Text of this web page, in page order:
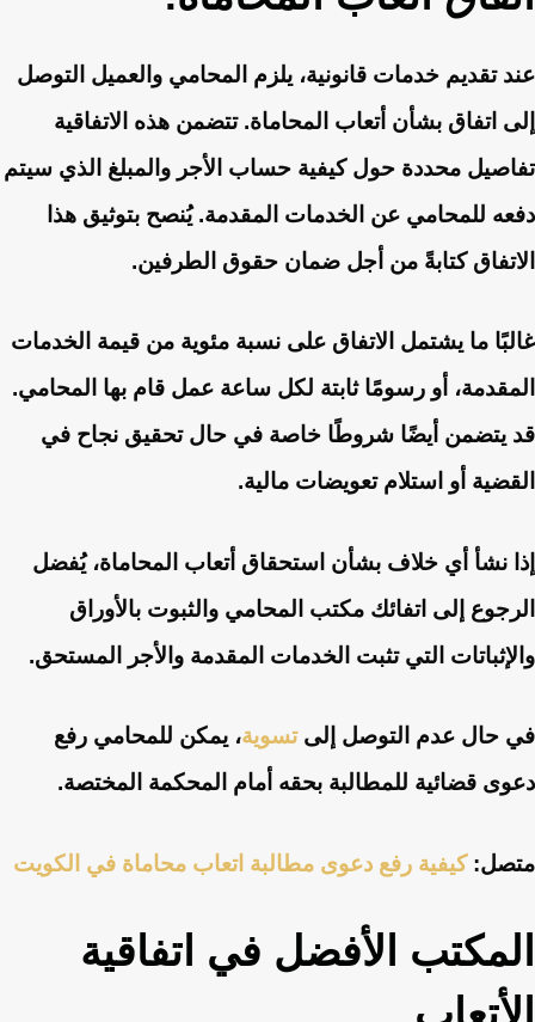
عند تقديم خدمات قانونية، يلزم المحامي والعميل التوصل
إلى اتفاق بشأن أتعاب المحاماة. تتضمن هذه الاتفاقية
تفاصيل محددة حول كيفية حساب الأجر والمبلغ الذي سيتم
دفعه للمحامي عن الخدمات المقدمة. يُنصح بتوثيق هذا
الاتفاق كتابةً من أجل ضمان حقوق الطرفين.
غالبًا ما يشتمل الاتفاق على نسبة مئوية من قيمة الخدمات
المقدمة، أو رسومًا ثابتة لكل ساعة عمل قام بها المحامي.
قد يتضمن أيضًا شروطًا خاصة في حال تحقيق نجاح في
القضية أو استلام تعويضات مالية.
إذا نشأ أي خلاف بشأن استحقاق أتعاب المحاماة، يُفضل
الرجوع إلى اتفائك مكتب المحامي والثبوت بالأوراق
والإثباتات التي تثبت الخدمات المقدمة والأجر المستحق.
في حال عدم التوصل إلى تسوية، يمكن للمحامي رفع
دعوى قضائية للمطالبة بحقه أمام المحكمة المختصة.
متصل:كيفية رفع دعوى مطالبة اتعاب محاماة في الكويت
المكتب الأفضل في اتفاقية